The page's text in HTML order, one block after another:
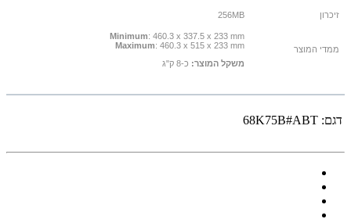
זיכרון 256MB
ממדי המוצר
Minimum: 460.3 x 337.5 x 233 mm
Maximum: 460.3 x 515 x 233 mm
משקל המוצר: כ-8 ק"ג
דגם: 68K75B#ABT